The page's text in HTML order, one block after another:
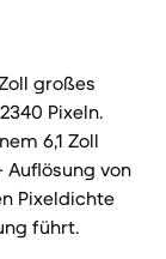
großes
Pixeln.
6,1 Zoll
Auflösung von
Pixeldichte
führt.